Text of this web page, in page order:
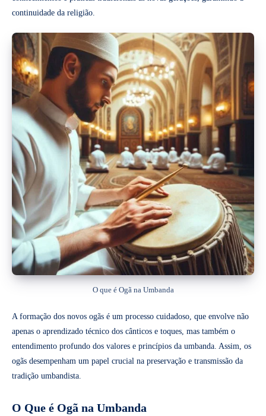
continuidade da religião.
O que é Ogã na Umbanda
A formação dos novos ogãs é um processo cuidadoso, que envolve não
apenas o aprendizado técnico dos cânticos e toques, mas também o
entendimento profundo dos valores e princípios da umbanda. Assim, os
ogãs desempenham um papel crucial na preservação e transmissão da
tradição umbandista.
O Que é Ogã na Umbanda